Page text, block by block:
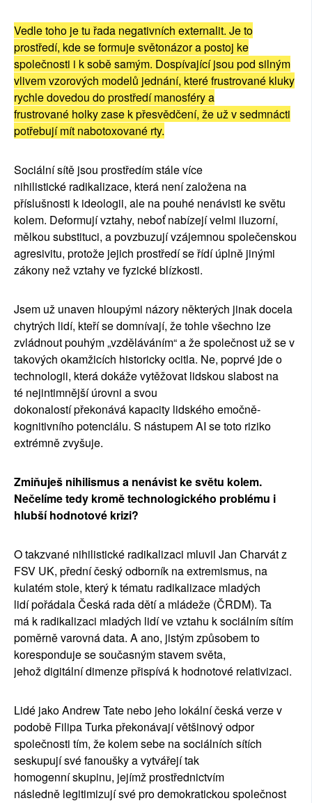
Vedle toho je tu řada negativních externalit. Je to
prostředí, kde se formuje světonázor a postoj ke
společnosti i k soběsamým. Dospívajícíjsou pod silným
vlivem vzorových modelů jednání, kteréfrustrované kluky
rychle dovedou do prostředímanosféry a
frustrované holky zase k přesvědčení, že užv sedmnácti
potřebujímít nabotoxované rty.
Sociálnísítě jsou prostředím stále více
nihilistické radikalizace, která nenízaložena na
příslušnosti k ideologii, ale na pouhé nenávisti ke světu
kolem. Deformujívztahy, neboťnabízejívelmi iluzorní,
mělkou substituci, a povzbuzujívzájemnou společenskou
agresivitu, protože jejich prostředíseřídí úplně jinými
zákony nežvztahy ve fyzickéblízkosti.
Jsem už unaven hloupými názory některých jinak docela
chytrých lidí, kteříse domnívají, že tohle všechno lze
zvládnout pouhým„vzděláváním“aže společnost užse v
takových okamžicích historicky ocitla. Ne, poprvé jde o
technologii, kterádokáže vytěžovat lidskou slabost na
té nejintimnější úrovni a svou
dokonalostípřekonává kapacity lidského emočně-
kognitivního potenciálu. S nástupem AI se toto riziko
extrémnězvyšuje.
Zmiňuješ nihilismus a nenávist ke světu kolem.
Nečelíme tedy kromětechnologického problému i
hlubšíhodnotové krizi?
O takzvané nihilistické radikalizaci mluvil Jan Charvát z
FSV UK, přední českýodborník na extremismus, na
kulatém stole, který k tématu radikalizace mladých
lidípořádalaČeská rada dětía mládeže (ČRDM). Ta
má k radikalizaci mladých lidíve vztahu k sociálním sítím
poměrněvarovnádata. A ano, jistým způsobem to
koresponduje se současným stavem světa,
jehoždigitálnídimenze přispívá k hodnotové relativizaci.
Lidé jako Andrew Tate nebo jeho lokální českáverze v
podobě Filipa Turka překonávajívětšinovýodpor
společnosti tím, že kolem sebe na sociálních sítích
seskupujísvéfanoušky a vytvářejítak
homogennískupinu, jejímžprostřednictvím
následně legitimizujísvépro demokratickou společnost